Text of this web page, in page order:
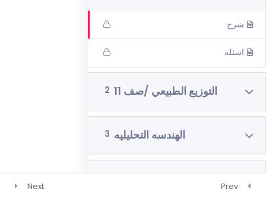
شرح
اسئله
التوزيع الطبيعي /صف 11 2
الهندسه التحليليه 3
Prev
Next